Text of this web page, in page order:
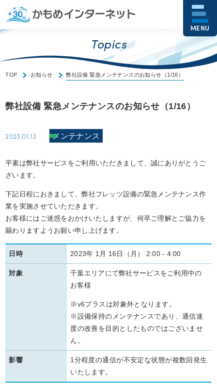
MENU
Topics
TOP お知らせ 弊社設備 緊急メンテナンスのお知らせ（1/16）
弊社設備 緊急メンテナンスのお知らせ（1/16）
2023.01.13 メンテナンス
平素は弊社サービスをご利用いただきまして、誠にありがとうご
ざいます。
下記日程におきまして、弊社フレッツ設備の緊急メンテナンス作
業を実施させていただきます。
お客様にはご迷惑をおかけいたしますが、何卒ご理解とご協力を
賜わりますようお願い申し上げます。
日時 2023年 1月 16日（月） 2:00 - 4:00
対象
千葉エリアにて弊社サービスをご利用中の
お客様
※v6プラスは対象外となります。
※設備保持のメンテナンスであり、通信速
度の改善を目的としたものではございませ
ん。
影響
1分程度の通信が不安定な状態が複数回発生
いたします。